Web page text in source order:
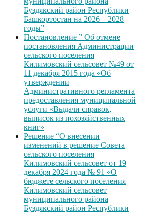
Буздякский район Республики
Башкортостан на 2026 – 2028
годы”
Постановление ” Об отмене
постановления Администрации
сельского поселения
Килимовский сельсовет №49 от
11 декабря 2015 года «Об
утверждении
Административного регламента
предоставления муниципальной
услуги «Выдачи справок,
выписок из похозяйственных
книг»
Решение “О внесении
изменений в решение Совета
сельского поселения
Килимовский сельсовет от 19
декабря 2024 года № 91 «О
бюджете сельского поселения
Килимовский сельсовет
муниципального района
Буздякский район Республики